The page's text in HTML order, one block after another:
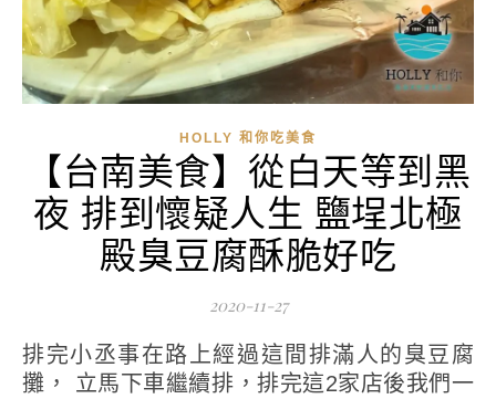
HOLLY 和你吃美食
【台南美食】從白天等到黑
夜 排到懷疑人生 鹽埕北極
殿臭豆腐酥脆好吃
2020-11-27
排完小丞事在路上經過這間排滿人的臭豆腐
攤， 立馬下車繼續排，排完這2家店後我們一